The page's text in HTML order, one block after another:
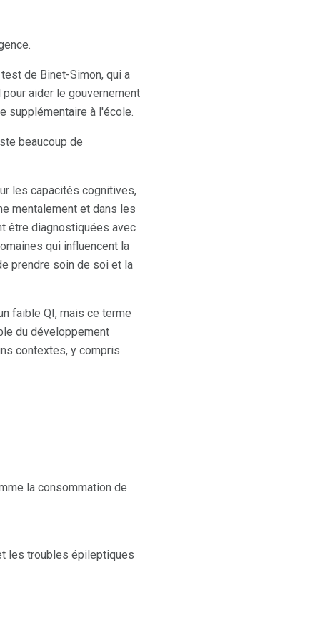
de Binet-Simon, qui a
aider le gouvernement
supplémentaire à l'école.
beaucoup de
les capacités cognitives,
mentalement et dans les
être diagnostiquées avec
qui influencent la
prendre soin de soi et la
faible QI, mais ce terme
du développement
contextes, y compris
la consommation de
les troubles épileptiques